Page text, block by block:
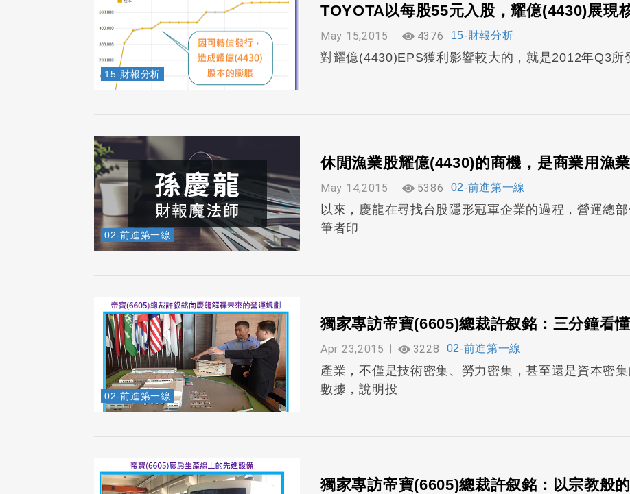
15-財報分析
TOYOTA以每股55元入股，耀億(4430)展現
May 15,2015 4376 15-財報分析
對耀億(4430)EPS獲利影響較大的，就是2012年Q3所
02-前進第一線
休閒漁業股耀億(4430)的商機，是商業用漁
May 14,2015 5386 02-前進第一線
以來，慶龍在尋找台股隱形冠軍企業的過程，營運總
筆者印
02-前進第一線
獨家專訪帝寶(6605)總裁許叙銘：三分鐘看
Apr 23,2015 3228 02-前進第一線
產業，不僅是技術密集、勞力密集，甚至還是資本密
數據，說明投
獨家專訪帝寶(6605)總裁許叙銘：以宗教般